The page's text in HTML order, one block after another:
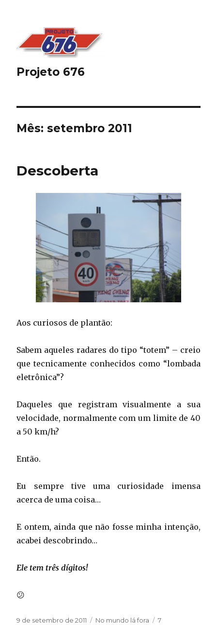
Projeto 676
Mês:setembro 2011
Descoberta
Aos curiosos de plantão:
Sabem aqueles radares do tipo “totem” – creio
que tecnicamente conhecidos como “lombada
eletrônica”?
Daqueles que registram visualmente a sua
velocidade, normalmente com um limite de 40
a 50 km/h?
Então.
Eu sempre tive uma curiosidade imensa
acerca de uma coisa…
E ontem, ainda que não fosse minha intenção,
acabei descobrindo…
Ele tem três dígitos!
😕
Publicado
9 de setembro de 2011 Categorias
No mundo lá fora
7